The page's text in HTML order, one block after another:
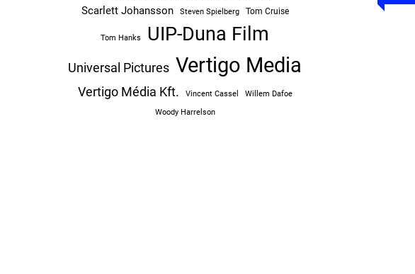
Scarlett Johansson
Steven Spielberg Tom Cruise
Tom Hanks UIP-Duna Film
Universal Pictures Vertigo Media
Vertigo Média Kft. Vincent Cassel
Willem Dafoe
Woody Harrelson